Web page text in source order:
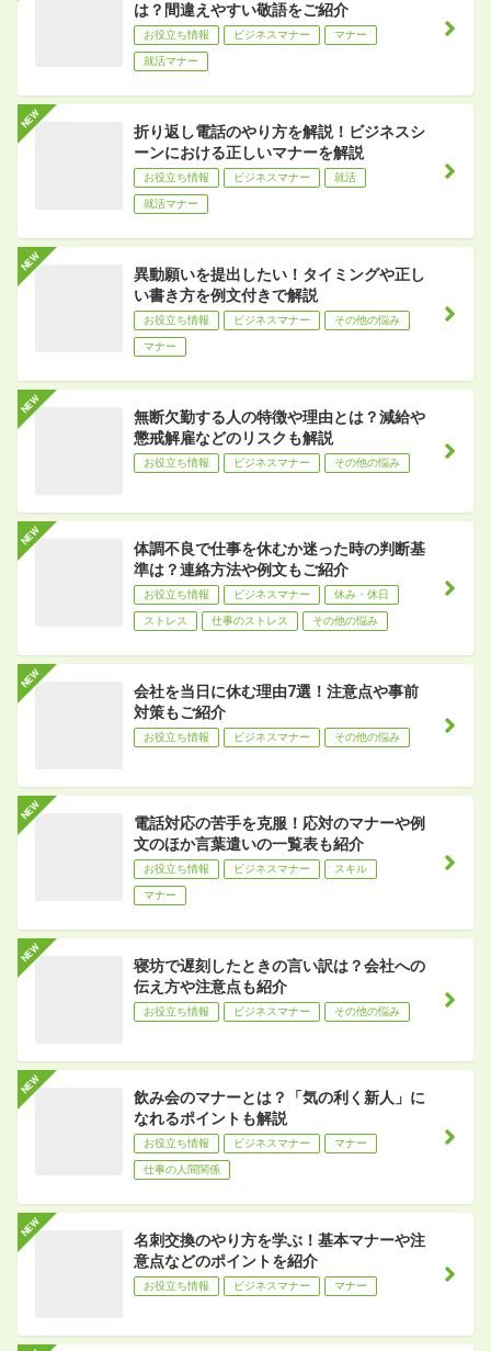
は？間違えやすい敬語をご紹介
お役立ち情報 ビジネスマナー マナー
就活マナー
折り返し電話のやり方を解説！ビジネスシ
ーンにおける正しいマナーを解説
お役立ち情報 ビジネスマナー 就活
就活マナー
異動願いを提出したい！タイミングや正し
い書き方を例文付きで解説
お役立ち情報 ビジネスマナー その他の悩み
マナー
無断欠勤する人の特徴や理由とは？減給や
懲戒解雇などのリスクも解説
お役立ち情報 ビジネスマナー その他の悩み
体調不良で仕事を休むか迷った時の判断基
準は？連絡方法や例文もご紹介
お役立ち情報 ビジネスマナー 休み・休日
ストレス 仕事のストレス その他の悩み
会社を当日に休む理由7選！注意点や事前
対策もご紹介
お役立ち情報 ビジネスマナー その他の悩み
電話対応の苦手を克服！応対のマナーや例
文のほか言葉遣いの一覧表も紹介
お役立ち情報 ビジネスマナー スキル
マナー
寝坊で遅刻したときの言い訳は？会社への
伝え方や注意点も紹介
お役立ち情報 ビジネスマナー その他の悩み
飲み会のマナーとは？「気の利く新人」に
なれるポイントも解説
お役立ち情報 ビジネスマナー マナー
仕事の人間関係
名刺交換のやり方を学ぶ！基本マナーや注
意点などのポイントを紹介
お役立ち情報 ビジネスマナー マナー